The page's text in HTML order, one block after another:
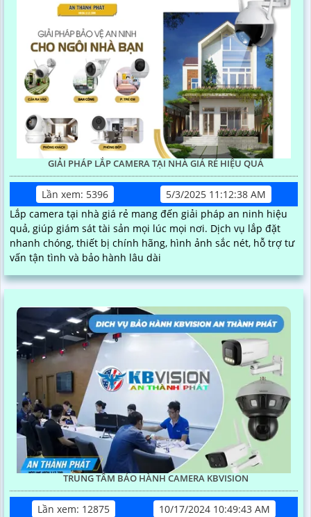
GIẢI PHÁP LẮP CAMERA TẠI NHÀ GIÁ RẺ HIỆU QUẢ
Lần xem: 5396
5/3/2025 11:12:38 AM
Lắp camera tại nhà giá rẻ mang đến giải pháp an ninh hiệu
quả, giúp giám sát tài sản mọi lúc mọi nơi. Dịch vụ lắp đặt
nhanh chóng, thiết bị chính hãng, hình ảnh sắc nét, hỗ trợ tư
vấn tận tình và bảo hành lâu dài
TRUNG TÂM BẢO HÀNH CAMERA KBVISION
Lần xem: 12875
10/17/2024 10:49:43 AM